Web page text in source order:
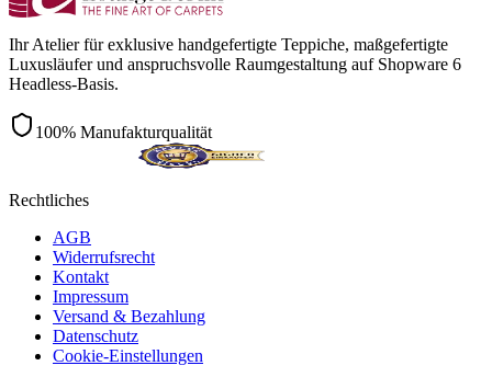
Ihr Atelier für exklusive handgefertigte Teppiche, maßgefertigte
Luxusläufer und anspruchsvolle Raumgestaltung auf Shopware 6
Headless-Basis.
100% Manufakturqualität
Rechtliches
AGB
Widerrufsrecht
Kontakt
Impressum
Versand & Bezahlung
Datenschutz
Cookie-Einstellungen